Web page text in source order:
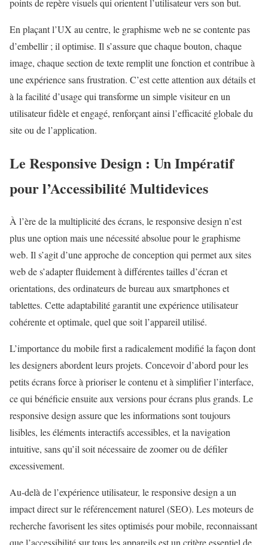
points de repère visuels qui orientent l’utilisateur vers son but.
En plaçant l’UX au centre, le graphisme web ne se contente pas
d’embellir ; il optimise. Il s’assure que chaque bouton, chaque
image, chaque section de texte remplit une fonction et contribue à
une expérience sans frustration. C’est cette attention aux détails et
à la facilité d’usage qui transforme un simple visiteur en un
utilisateur fidèle et engagé, renforçant ainsi l’efficacité globale du
site ou de l’application.
Le Responsive Design : Un Impératif
pour l’Accessibilité Multidevices
À l’ère de la multiplicité des écrans, le responsive design n’est
plus une option mais une nécessité absolue pour le graphisme
web. Il s’agit d’une approche de conception qui permet aux sites
web de s’adapter fluidement à différentes tailles d’écran et
orientations, des ordinateurs de bureau aux smartphones et
tablettes. Cette adaptabilité garantit une expérience utilisateur
cohérente et optimale, quel que soit l’appareil utilisé.
L’importance du mobile first a radicalement modifié la façon dont
les designers abordent leurs projets. Concevoir d’abord pour les
petits écrans force à prioriser le contenu et à simplifier l’interface,
ce qui bénéficie ensuite aux versions pour écrans plus grands. Le
responsive design assure que les informations sont toujours
lisibles, les éléments interactifs accessibles, et la navigation
intuitive, sans qu’il soit nécessaire de zoomer ou de défiler
excessivement.
Au-delà de l’expérience utilisateur, le responsive design a un
impact direct sur le référencement naturel (SEO). Les moteurs de
recherche favorisent les sites optimisés pour mobile, reconnaissant
que l’accessibilité sur tous les appareils est un critère essentiel de